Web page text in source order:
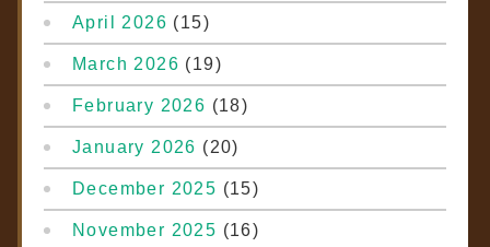
April 2026 (15)
March 2026 (19)
February 2026 (18)
January 2026 (20)
December 2025 (15)
November 2025 (16)